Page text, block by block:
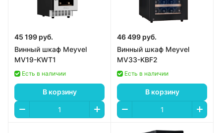
45 199 руб.
Винный шкаф Meyvel
MV19-KWT1
Есть в наличии
В корзину
46 499 руб.
Винный шкаф Meyvel
MV33-KBF2
Есть в наличии
В корзину